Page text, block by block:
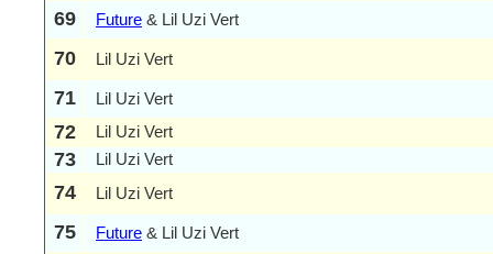
69 Future & Lil Uzi Vert
70 Lil Uzi Vert
71 Lil Uzi Vert
72 Lil Uzi Vert
73 Lil Uzi Vert
74 Lil Uzi Vert
75 Future & Lil Uzi Vert